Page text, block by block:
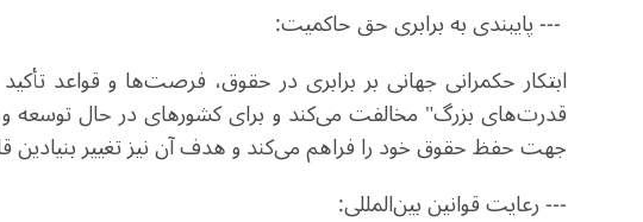
--- پایبندی به برابری حق حاکمیت:
ابتکار حکمرانی جهانی بر برابری در حقوق، فرصت‌ها و قواعد
قدرت‌های بزرگ" مخالفت می‌کند و برای کشورهای در حال توسعه و
جهت حفظ حقوق خود را فراهم می‌کند و هدف آن نیز تغییر
--- رعایت قوانین بین‌المللی: